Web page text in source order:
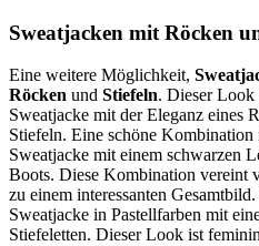
Sweatjacken mit Röcken
Eine weitere Möglichkeit,
Röcken und Stiefeln. Dieser Look
Sweatjacke mit der Eleganz eines
Stiefeln. Eine schöne
Sweatjacke mit einem schwarzen
Boots. Diese Kombination vereint
zu einem interessanten
Sweatjacke in Pastellfarben mit
Stiefeletten. Dieser Look ist